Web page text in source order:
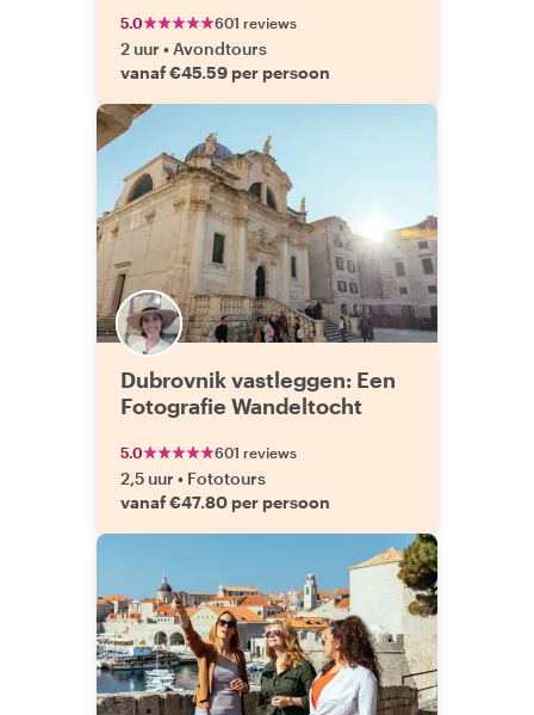
5.0 601 reviews
2 uur • Avondtours
vanaf €45.59 per persoon
Dubrovnik vastleggen: Een
Fotografie Wandeltocht
5.0 601 reviews
2,5 uur • Fototours
vanaf €47.80 per persoon